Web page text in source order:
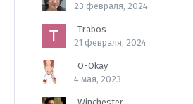
23 февраля, 2024
Trabos
21 февраля, 2024
O-Okay
4 мая, 2023